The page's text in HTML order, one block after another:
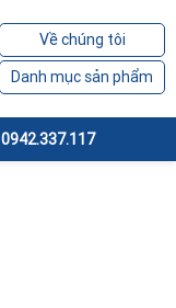
Về chúng tôi
Danh mục sản phẩm
0942.337.117